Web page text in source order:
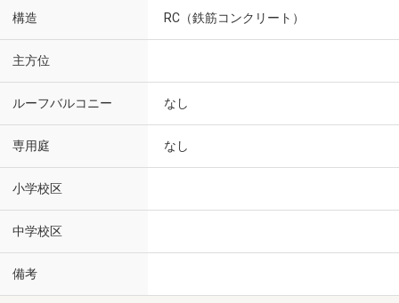
構造 RC（鉄筋コンクリート）
主方位
ルーフバルコニー なし
専用庭 なし
小学校区
中学校区
備考